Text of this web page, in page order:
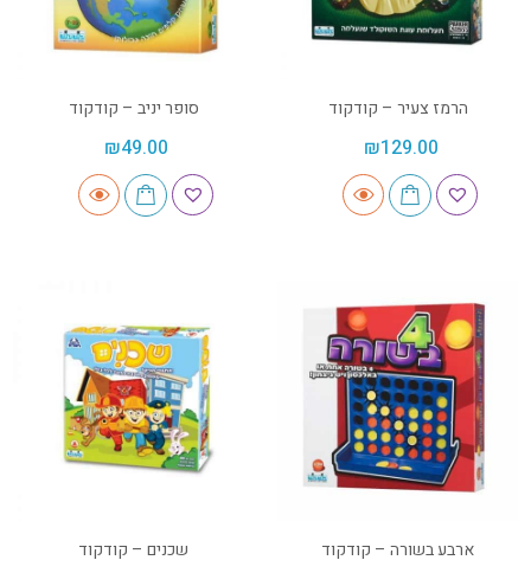
הרמז צעיר – קודקוד
₪129.00
סופר יניב – קודקוד
₪49.00
ארבע בשורה – קודקוד שכנים – קודקוד